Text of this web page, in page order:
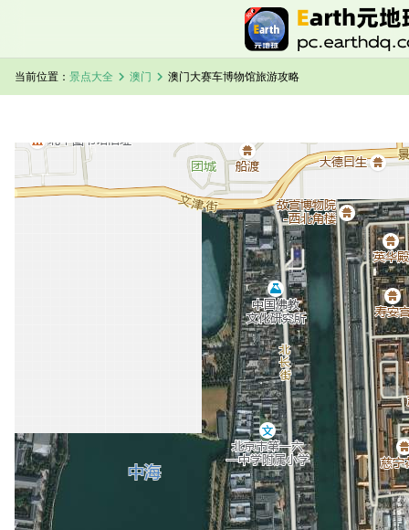
当前位置： 景点大全 chevron_right 澳门 chevron_right 澳门大赛车博物馆旅游攻略
澳门大赛车博物馆卫星地图 加载中，请稍候...